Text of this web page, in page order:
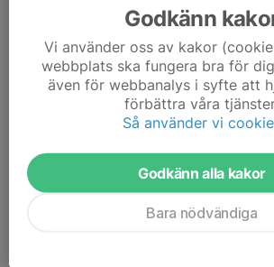
Terminen är igång och det är dags att
Terminsavgiften för BAMSE är 450 kronor,
medlemsavgift för 2026 och terminsavgift.
BARNETS NAMN samt...
Läs mer
Godkänn
Vi använder oss av kakor
webbplats ska fungera bra för
även för webbanalys i syfte att
förbättra våra
Så använder vi
Godkänn alla kakor
Bara nödvändiga